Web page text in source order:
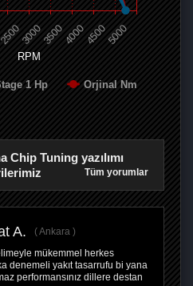
RPM
1 Hp
Orjinal Nm
250030003500400045005000
Chip Tuning yazılımı
Tüm yorumlar
A.
Ankara
mükemmel herkes
denemeli yakıt tasarrufu bi yana
performansınız dillere destan